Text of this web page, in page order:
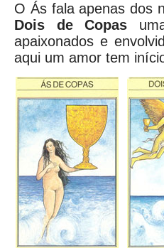
O Ás fala apenas dos
Dois de Copas
apaixonados e
aqui um amor tem